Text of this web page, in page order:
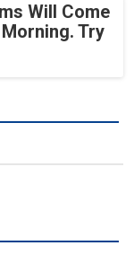
Will Come
Try